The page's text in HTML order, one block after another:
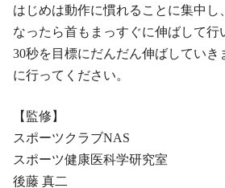
はじめは動作に慣れることに集中し
なったら首もまっすぐに伸ばして行
30秒を目標にだんだん伸ばしていき
に行ってください。
【監修】
スポーツクラブNAS
スポーツ健康医科学研究室
後藤 真二